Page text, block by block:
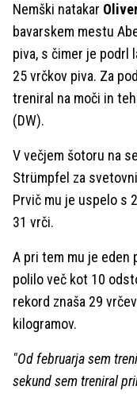
Nemški natakar
bavarskem mestu
piva, s čimer je podrl
25 vrčkov piva. Za
treniral na moči in
(DW).
V večjem šotoru na
Strümpfel za
Prvič mu je uspelo s
31 vrči.
A pri tem mu je eden
polilo več kot 10
rekord znaša 29
kilogramov.
"Od februarja sem
sekund sem treniral